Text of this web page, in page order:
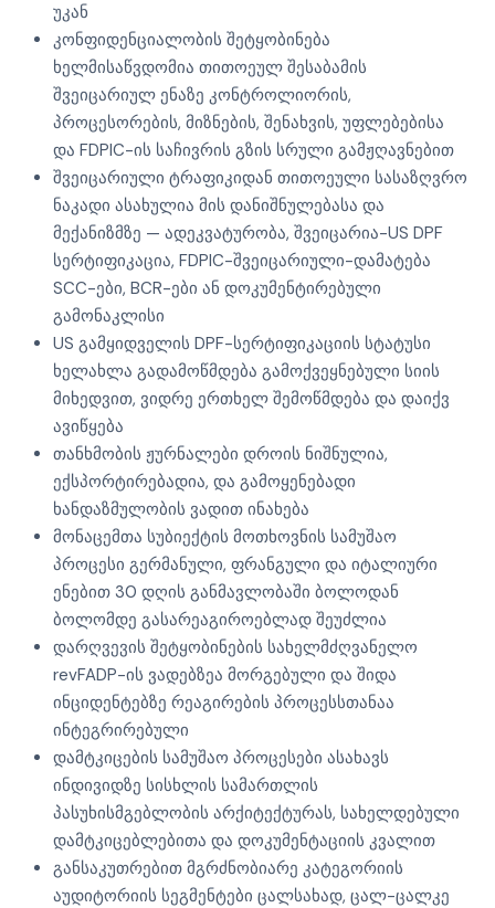
უკან
კონფიდენციალობის შეტყობინება
ხელმისაწვდომია თითოეულ შესაბამის
შვეიცარიულ ენაზე კონტროლიორის,
პროცესორების, მიზნების, შენახვის, უფლებებისა
და FDPIC-ის საჩივრის გზის სრული გამჟღავნებით
შვეიცარიული ტრაფიკიდან თითოეული სასაზღვრო
ნაკადი ასახულია მის დანიშნულებასა და
მექანიზმზე — ადეკვატურობა, შვეიცარია-US DPF
სერტიფიკაცია, FDPIC-შვეიცარიული-დამატება
SCC-ები, BCR-ები ან დოკუმენტირებული
გამონაკლისი
US გამყიდველის DPF-სერტიფიკაციის სტატუსი
ხელახლა გადამოწმდება გამოქვეყნებული სიის
მიხედვით, ვიდრე ერთხელ შემოწმდება და დაიქვ
ავიწყება
თანხმობის ჟურნალები დროის ნიშნულია,
ექსპორტირებადია, და გამოყენებადი
ხანდაზმულობის ვადით ინახება
მონაცემთა სუბიექტის მოთხოვნის სამუშაო
პროცესი გერმანული, ფრანგული და იტალიური
ენებით 30 დღის განმავლობაში ბოლოდან
ბოლომდე გასარეაგიროებლად შეუძლია
დარღვევის შეტყობინების სახელმძღვანელო
revFADP-ის ვადებზეა მორგებული და შიდა
ინციდენტებზე რეაგირების პროცესსთანაა
ინტეგრირებული
დამტკიცების სამუშაო პროცესები ასახავს
ინდივიდზე სისხლის სამართლის
პასუხისმგებლობის არქიტექტურას, სახელდებული
დამტკიცებლებითა და დოკუმენტაციის კვალით
განსაკუთრებით მგრძნობიარე კატეგორიის
აუდიტორიის სეგმენტები ცალსახად, ცალ-ცალკე